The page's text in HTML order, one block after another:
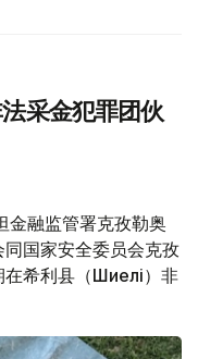
采金犯罪团伙
金融监管署克孜勒奥
国家安全委员会克孜
希利县（Шиелі）非